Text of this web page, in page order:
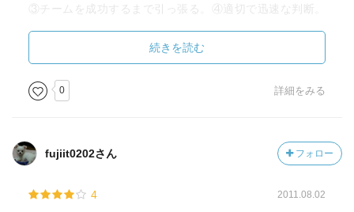
③チームを成功するまで引っ張る。④適切で迅速な判断。
く楽しい雰囲気作りをする
■イヤ・苦手と感じる仕事こそチャレンジし実力を蓄える
■何事も自分で経験しないと身につかないのはレベル低い。
お手本を抽出して自分の知識に変える
続きを読む
0 詳細をみる
fujiit0202さん フォロー
4 2011.08.02